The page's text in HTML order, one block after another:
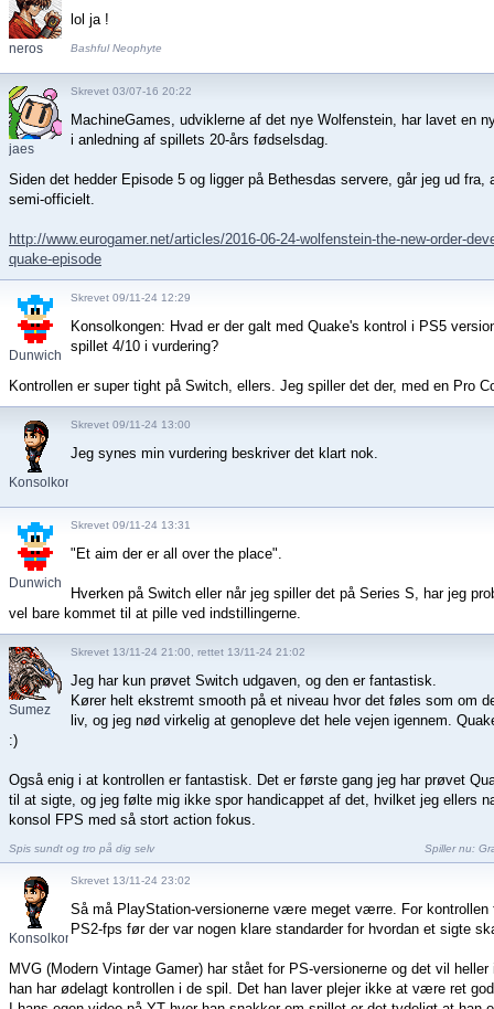
neros
lol ja !
Bashful Neophyte
jaes
Skrevet 03/07-16 20:22
MachineGames, udviklerne af det nye Wolfenstein, har lavet en
i anledning af spillets 20-års fødselsdag.
Siden det hedder Episode 5 og ligger på Bethesdas servere, går jeg ud
semi-officielt.
http://www.eurogamer.net/articles/2016-06-24-wolfenstein-the-new-order-
quake-episode
Dunwich
Skrevet 09/11-24 12:29
Konsolkongen: Hvad er der galt med Quake's kontrol i PS5
spillet 4/10 i vurdering?
Kontrollen er super tight på Switch, ellers. Jeg spiller det der, med en Pro
Konsolkongen
Skrevet 09/11-24 13:00
Jeg synes min vurdering beskriver det klart nok.
Dunwich
Skrevet 09/11-24 13:31
"Et aim der er all over the place".
Hverken på Switch eller når jeg spiller det på Series S, har jeg
vel bare kommet til at pille ved indstillingerne.
Sumez
Skrevet 13/11-24 21:00, rettet 13/11-24 21:02
Jeg har kun prøvet Switch udgaven, og den er fantastisk.
Kører helt ekstremt smooth på et niveau hvor det føles som om
liv, og jeg nød virkelig at genopleve det hele vejen igennem.
:)
Også enig i at kontrollen er fantastisk. Det er første gang jeg har prøvet
til at sigte, og jeg følte mig ikke spor handicappet af det, hvilket jeg ellers
konsol FPS med så stort action fokus.
Spis sundt og tro på dig selv Spiller nu:
Konsolkongen
Skrevet 13/11-24 23:02
Så må PlayStation-versionerne være meget værre. For kontrollen
PS2-fps før der var nogen klare standarder for hvordan et sigte
MVG (Modern Vintage Gamer) har stået for PS-versionerne og det vil
han har ødelagt kontrollen i de spil. Det han laver plejer ikke at være ret